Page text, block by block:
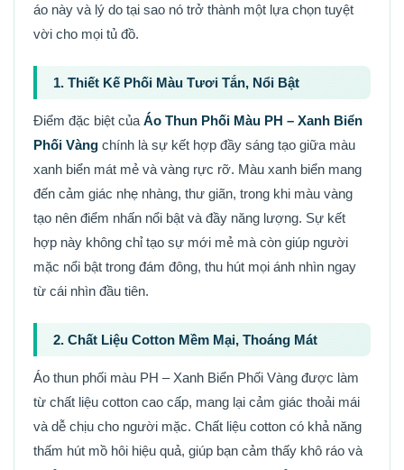
áo này và lý do tại sao nó trở thành một lựa chọn tuyệt
vời cho mọi tủ đồ.
1. Thiết Kế Phối Màu Tươi Tắn, Nổi Bật
Điểm đặc biệt của Áo Thun Phối Màu PH – Xanh Biển
Phối Vàng chính là sự kết hợp đầy sáng tạo giữa màu
xanh biển mát mẻ và vàng rực rỡ. Màu xanh biển mang
đến cảm giác nhẹ nhàng, thư giãn, trong khi màu vàng
tạo nên điểm nhấn nổi bật và đầy năng lượng. Sự kết
hợp này không chỉ tạo sự mới mẻ mà còn giúp người
mặc nổi bật trong đám đông, thu hút mọi ánh nhìn ngay
từ cái nhìn đầu tiên.
2. Chất Liệu Cotton Mềm Mại, Thoáng Mát
Áo thun phối màu PH – Xanh Biển Phối Vàng được làm
từ chất liệu cotton cao cấp, mang lại cảm giác thoải mái
và dễ chịu cho người mặc. Chất liệu cotton có khả năng
thấm hút mồ hôi hiệu quả, giúp bạn cảm thấy khô ráo và